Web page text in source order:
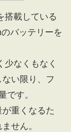
搭載している
バッテリーを
なくもなく
い限り、フ
です。
重くなるた
せん。